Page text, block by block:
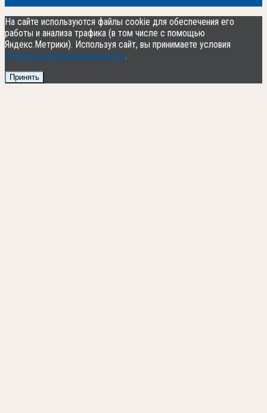
На сайте используются файлы cookie для обеспечения его
работы и анализа трафика (в том числе с помощью
Яндекс.Метрики). Используя сайт, вы принимаете условия
Политики конфиденциальности.
Принять